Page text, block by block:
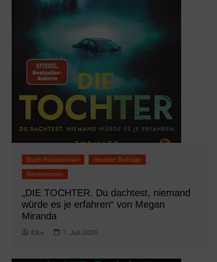
Buch Rezensionen
neueste Beiträge
Rezensionen
„DIE TOCHTER. Du dachtest, niemand
würde es je erfahren“ von Megan
Miranda
Elke 7. Juli 2026